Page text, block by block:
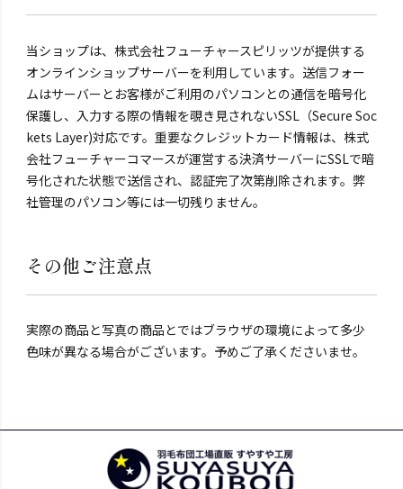
当ショップは、株式会社フューチャースピリッツが提供する
オンラインショップサーバーを利用しています。送信フォー
ムはサーバーとお客様がご利用のパソコンとの通信を暗号化
保護し、入力する際の情報を覗き見されないSSL（Secure Soc
kets Layer)対応です。重要なクレジットカード情報は、株式
会社フューチャーコマースが運営する決済サーバーにSSLで暗
号化された状態で送信され、認証完了次第削除されます。弊
社管理のパソコン等には一切残りません。
その他ご注意点
実際の商品と写真の商品とではブラウザの環境によって多少
色味が異なる場合がございます。予めご了承くださいませ。